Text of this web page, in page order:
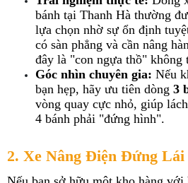
bánh tại Thanh Hà thường
lựa chọn nhờ sự ổn định
có sàn phẳng và cần nâng
đây là "con ngựa thồ" không
Góc nhìn chuyên gia: Nếu
bạn hẹp, hãy ưu tiên dòng 3
vòng quay cực nhỏ, giúp
4 bánh phải "đứng hình".
2. Xe Nâng Điện Đứng Lái